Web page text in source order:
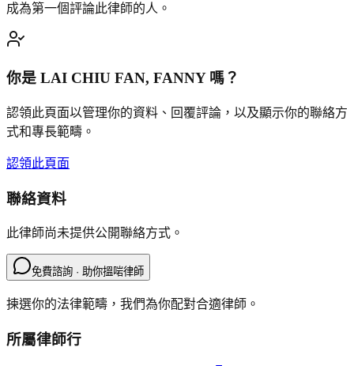
成為第一個評論此律師的人。
你是 LAI CHIU FAN, FANNY嗎？
認領此頁面以管理你的資料、回覆評論，以及顯示你的聯絡方
式和專長範疇。
認領此頁面
聯絡資料
此律師尚未提供公開聯絡方式。
免費諮詢 · 助你搵啱律師
揀選你的法律範疇，我們為你配對合適律師。
所屬律師行